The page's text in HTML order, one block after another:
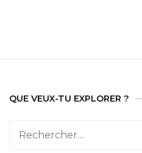
QUE VEUX-TU EXPLORER ?
Rechercher :